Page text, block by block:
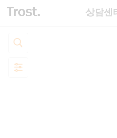
상담센